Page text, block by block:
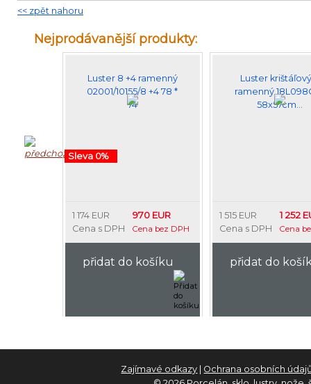
<< zpět nahoru
Nejprodávanější produkty:
Luster 8 +4 ramenný
02001/10155/8 +4 78 *
74
Sleva 0%
1 174 EUR
Cena s DPH
970 EUR
Cena bez DPH
přidat do košíku
Luster
ramenný
58x57cm…
1 515 EUR
Cena s DPH
1 252
Cena
přidat do
Zajímavé odkazy
Ochrana osobních